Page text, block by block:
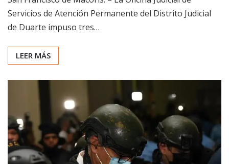
Servicios de Atención Permanente del Distrito Judicial
de Duarte impuso tres…
LEER MÁS